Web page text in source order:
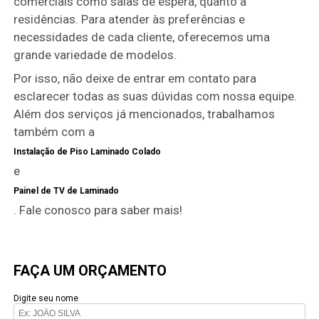
residências. Para atender às preferências e
necessidades de cada cliente, oferecemos uma
grande variedade de modelos.
Por isso, não deixe de entrar em contato para
esclarecer todas as suas dúvidas com nossa equipe.
Além dos serviços já mencionados, trabalhamos
também com a
Instalação de Piso Laminado Colado
e
Painel de TV de Laminado
. Fale conosco para saber mais!
FAÇA UM ORÇAMENTO
Digite seu nome